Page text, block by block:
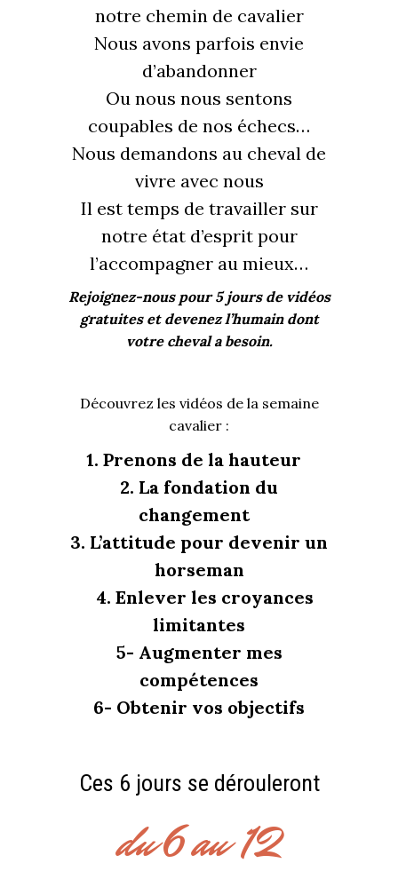
notre chemin de cavalier
Nous avons parfois envie
d’abandonner
Ou nous nous sentons
coupables de nos échecs…
Nous demandons au cheval de
vivre avec nous
Il est temps de travailler sur
notre état d’esprit pour
l’accompagner au mieux…
Rejoignez-nous pour 5 jours de vidéos
gratuites et devenez l’humain dont
votre cheval a besoin.
Découvrez les vidéos de la semaine
cavalier :
1. Prenons de la hauteur
2. La fondation du
changement
3. L’attitude pour devenir un
horseman
4. Enlever les croyances
limitantes
5- Augmenter mes
compétences
6- Obtenir vos objectifs
Ces 6 jours se dérouleront
du 6 au 12